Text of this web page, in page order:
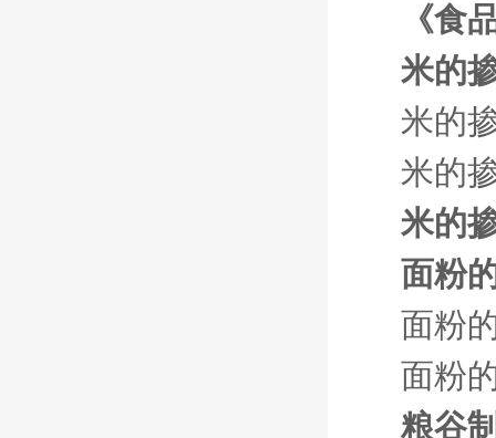
《食
米的
米的
米的
米的
面粉
面粉
面粉
粮谷